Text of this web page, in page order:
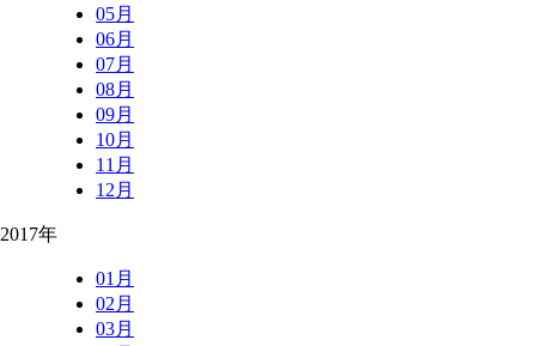
05月
06月
07月
08月
09月
10月
11月
12月
2017年
01月
02月
03月